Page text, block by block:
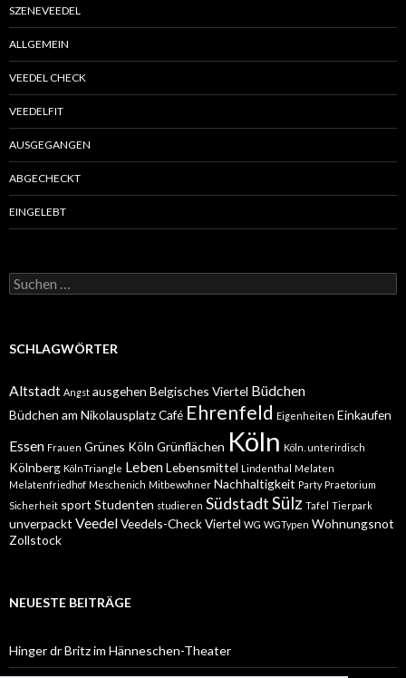
SZENEVEEDEL
ALLGEMEIN
VEEDEL CHECK
VEEDELFIT
AUSGEGANGEN
ABGECHECKT
EINGELEBT
Suchen
nach:
SCHLAGWÖRTER
Altstadt Angst ausgehen Belgisches Viertel Büdchen
Büdchen am NikolausplatzCafé Ehrenfeld Eigenheiten Einkaufen
Essen Frauen Grünes Köln Grünflächen Köln Köln. unterirdisch
Kölnberg KölnTriangle LebenLebensmittel Lindenthal Melaten
Melatenfriedhof Meschenich Mitbewohner Nachhaltigkeit Party Praetorium
Sicherheit sport Studenten studieren SüdstadtSülz Tafel Tierpark
unverpackt VeedelVeedels-CheckViertel WG WGTypen Wohnungsnot
Zollstock
NEUESTE BEITRÄGE
Hinger dr Britz im Hänneschen-Theater